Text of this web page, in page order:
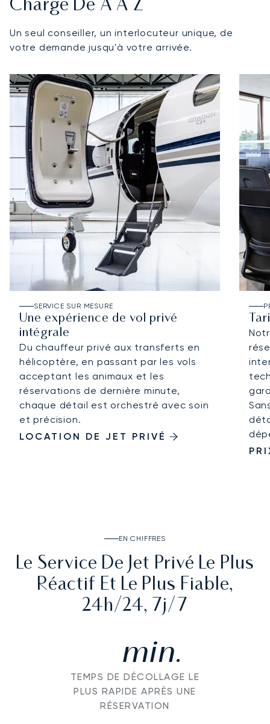
Charge De A À Z
Un seul conseiller, un interlocuteur unique, de
votre demande jusqu'à votre arrivée.
SERVICE SUR MESURE
Une expérience de vol privé
intégrale
Du chauffeur privé aux transferts en
hélicoptère, en passant par les vols
acceptant les animaux et les
réservations de dernière minute,
chaque détail est orchestré avec soin
et précision.
LOCATION DE JET PRIVÉ
EN CHIFFRES
Le Service De Jet Privé Le Plus
Réactif Et Le Plus Fiable,
24h/24, 7j/7
min.
TEMPS DE DÉCOLLAGE LE
PLUS RAPIDE APRÈS UNE
RÉSERVATION